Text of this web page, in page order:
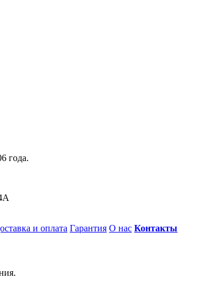
года.
и оплата Гарантия О нас Контакты